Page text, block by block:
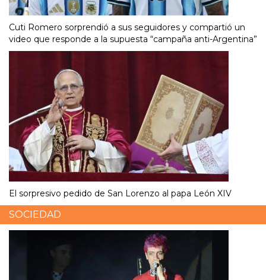
Cuti Romero sorprendió a sus seguidores y compartió un
video que responde a la supuesta “campaña anti-Argentina”
El sorpresivo pedido de San Lorenzo al papa León XIV
SOCIEDAD